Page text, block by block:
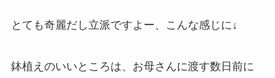
とても奇麗だし立派ですよー、こんな感じに↓
鉢植えのいいところは、お母さんに渡す数日前に